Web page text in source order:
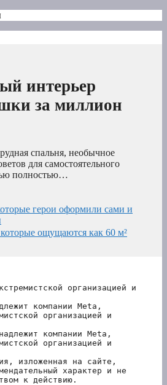
интерьер
за миллион
спальня, необычное
для самостоятельного
полностью…
герои оформили сами и
ощущаются как 60 м²
организацией и
компании Meta,
организацией и
компании Meta,
организацией и
изложенная на сайте,
характер и не
к действию.